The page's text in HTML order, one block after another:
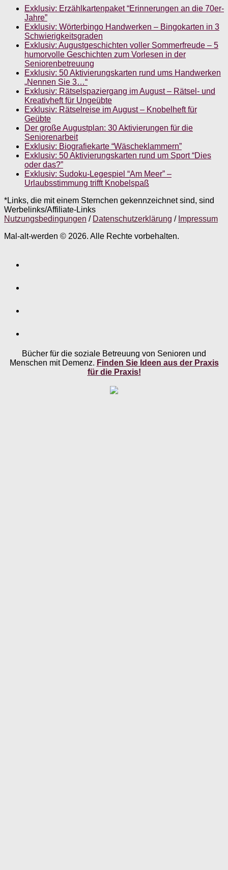
Exklusiv: Erzählkartenpaket “Erinnerungen an die 70er-
Jahre”
Exklusiv: Wörterbingo Handwerken – Bingokarten in 3
Schwierigkeitsgraden
Exklusiv: Augustgeschichten voller Sommerfreude – 5
humorvolle Geschichten zum Vorlesen in der
Seniorenbetreuung
Exklusiv: 50 Aktivierungskarten rund ums Handwerken
„Nennen Sie 3…“
Exklusiv: Rätselspaziergang im August – Rätsel- und
Kreativheft für Ungeübte
Exklusiv: Rätselreise im August – Knobelheft für
Geübte
Der große Augustplan: 30 Aktivierungen für die
Seniorenarbeit
Exklusiv: Biografiekarte “Wäscheklammern”
Exklusiv: 50 Aktivierungskarten rund um Sport “Dies
oder das?”
Exklusiv: Sudoku-Legespiel “Am Meer” –
Urlaubsstimmung trifft Knobelspaß
*Links, die mit einem Sternchen gekennzeichnet sind, sind
Werbelinks/Affiliate-Links
Nutzungsbedingungen / Datenschutzerklärung / Impressum
Mal-alt-werden © 2026. Alle Rechte vorbehalten.
Bücher für die soziale Betreuung von Senioren und
Menschen mit Demenz. Finden Sie Ideen aus der Praxis
für die Praxis!